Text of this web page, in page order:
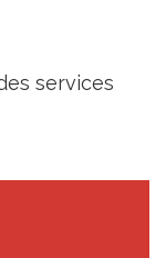
services